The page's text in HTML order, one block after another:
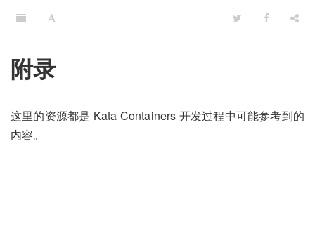
附录
这里的资源都是 Kata Containers 开发过程中可能参考到的
内容。